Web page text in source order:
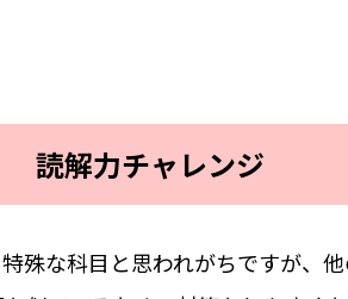
読解力チャレンジ
殊な科目と思われがちですが、他